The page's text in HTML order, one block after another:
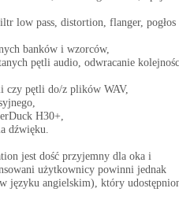
low pass, distortion, flanger, pogłos
banków i wzorców,
pętli audio, odwracanie
czy pętli do/z plików WAV,
H30+,
dźwięku.
jest dość przyjemny dla oka i
użytkownicy powinni jednak
języku angielskim), który